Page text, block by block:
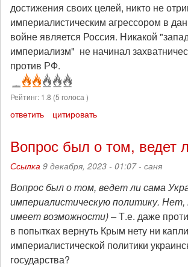
достижения своих целей, никто не
империалистическим агрессором в
войне является Россия. Никакой
империализм" не начинал
против РФ.
Рейтинг: 1.8 (5 голоса )
ответить цитировать
Вопрос был о том, ведет
Ссылка 9 декабря, 2023 - 01:07 - саня
Вопрос был о том, ведет ли сама
империалистическую политику. Нет,
имеет возможности) –Т.е. даже
в попытках вернуть Крым нету ни капли
империалистической политики
государства?